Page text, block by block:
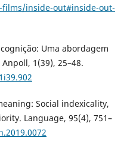
inside-out#inside-out-
Uma abordagem
1(39), 25–48.
Social indexicality,
Language, 95(4), 751–